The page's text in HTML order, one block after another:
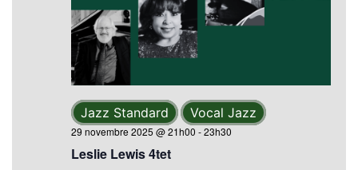
Leslie Lewis 4tet
29 novembre 2025 @ 21h00 -23h30
Jazz Standard Vocal Jazz